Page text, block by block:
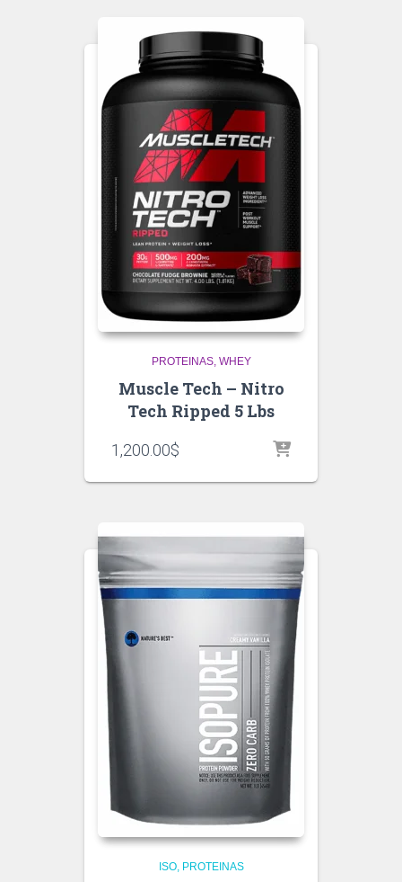
PROTEINAS WHEY
Muscle Tech – Nitro
Tech Ripped 5 Lbs
1,200.00$
ISO PROTEINAS